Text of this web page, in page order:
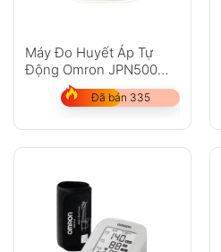
Máy Đo Huyết Áp Tự
Động Omron JPN500
(Made in Japan)
Đã bán 335